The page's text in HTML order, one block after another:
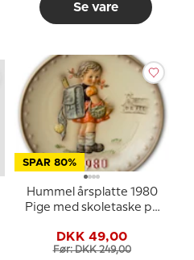
Se vare
SPAR 80%
Hummel årsplatte 1980
Pige med skoletaske på
DKK 49,00
Før: DKK 249,00